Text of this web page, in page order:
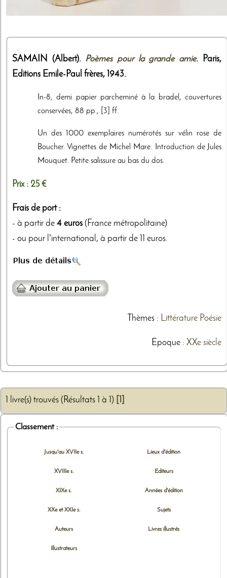
SAMAIN (Albert). Poèmes pour la grande amie. Paris,
Editions Emile-Paul frères, 1943.
In-8, demi papier parcheminé à la bradel, couvertures
conservées, 88 pp., [3] ff.
Un des 1000 exemplaires numérotés sur vélin rose de
Boucher. Vignettes de Michel Mare. Introduction de Jules
Mouquet. Petite salissure au bas du dos.
Prix : 25 €
Frais de port :
- à partir de 4 euros (France métropolitaine)
- ou pour l'international, à partir de 11 euros.
Thèmes: Littérature Poésie
Epoque : XXe siècle
1 livre(s) trouvés (Résultats 1 à 1)
Classement :
Jusqu'au XVIIe s.
XVIIIe s.
XIXe s.
XXe et XXIe s.
Auteurs
Illustrateurs
Lieux d'édition
Editeurs
Années d'édition
Sujets
Livres illustrés